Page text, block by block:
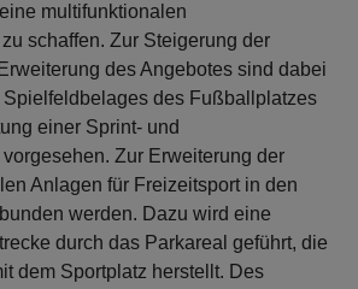
multifunktionalen
schaffen. Zur Steigerung der
des Angebotes sind dabei
des Fußballplatzes
einer Sprint- und
Zur Erweiterung der
Anlagen für Freizeitsport in den
werden. Dazu wird eine
durch das Parkareal geführt, die
dem Sportplatz herstellt. Des